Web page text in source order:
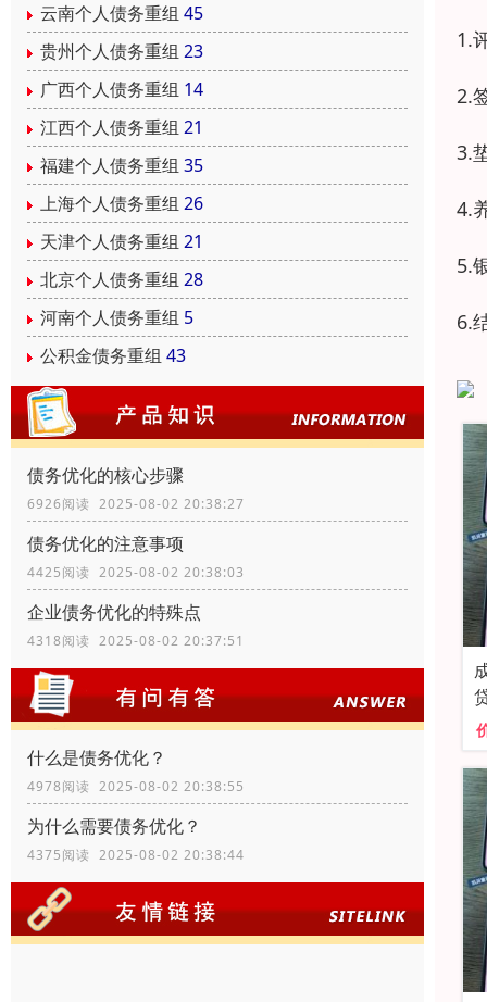
云南个人债务重组 45
贵州个人债务重组 23
广西个人债务重组 14
江西个人债务重组 21
福建个人债务重组 35
上海个人债务重组 26
天津个人债务重组 21
北京个人债务重组 28
河南个人债务重组 5
公积金债务重组 43
债务优化的核心步骤
6926阅读 2025-08-02 20:38:27
债务优化的注意事项
4425阅读 2025-08-02 20:38:03
企业债务优化的特殊点
4318阅读 2025-08-02 20:37:51
什么是债务优化？
4978阅读 2025-08-02 20:38:55
为什么需要债务优化？
4375阅读 2025-08-02 20:38:44
1.
2.
3.
4.
5.
6.